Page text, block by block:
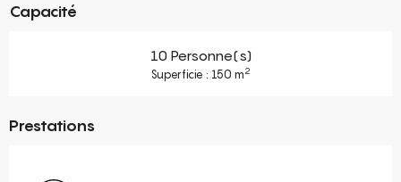
Capacité
10 Personne(s)
Superficie : 150 m2
Prestations